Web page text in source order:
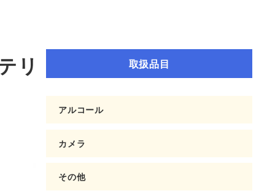
リ 取扱品目
アルコール
カメラ
その他